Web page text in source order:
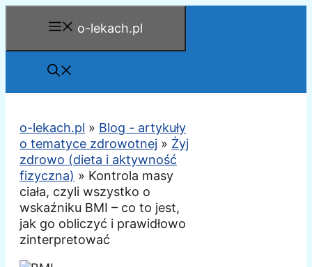
o-lekach.pl
o-lekach.pl » Blog - artykuły
o tematyce zdrowotnej » Żyj
zdrowo (dieta i aktywność
fizyczna) » Kontrola masy
ciała, czyli wszystko o
wskaźniku BMI – co to jest,
jak go obliczyć i prawidłowo
zinterpretować